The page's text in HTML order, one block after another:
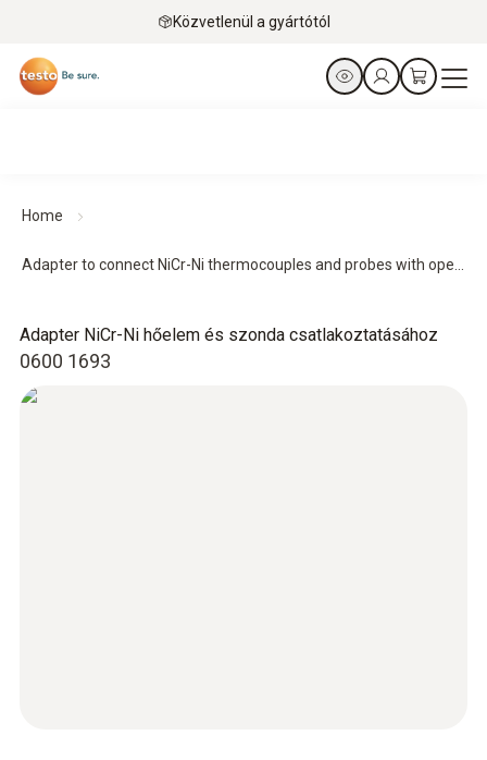
Közvetlenül a gyártótól
Home
Adapter to connect NiCr-Ni thermocouples and probes with ope...
0600 1693
Adapter NiCr-Ni hőelem és szonda csatlakoztatásához